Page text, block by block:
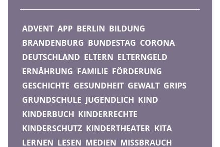
ADVENT APP BERLIN BILDUNG
BRANDENBURG BUNDESTAG CORONA
DEUTSCHLAND ELTERN ELTERNGELD
ERNÄHRUNG FAMILIE FÖRDERUNG
GESCHICHTE GESUNDHEIT GEWALT GRIPS
GRUNDSCHULE JUGENDLICH KIND
KINDERBUCH KINDERRECHTE
KINDERSCHUTZ KINDERTHEATER KITA
LERNEN LESEN MEDIEN MISSBRAUCH